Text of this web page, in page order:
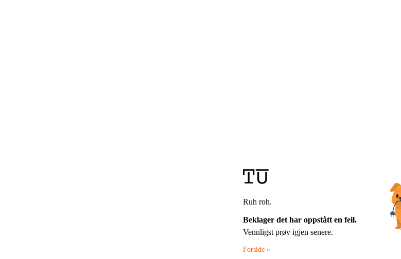
Ruh roh.
Beklager det har oppstått en feil.
Vennligst prøv igjen senere.
Forside »